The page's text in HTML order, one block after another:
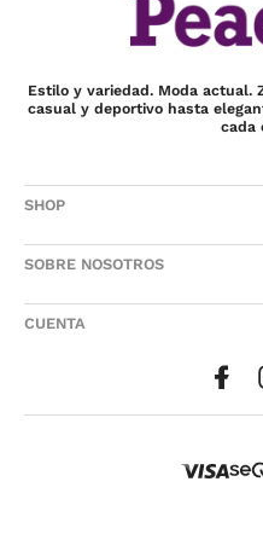
Estilo y variedad. Moda actual.
casual y deportivo hasta
cada
SHOP
SOBRE NOSOTROS
CUENTA